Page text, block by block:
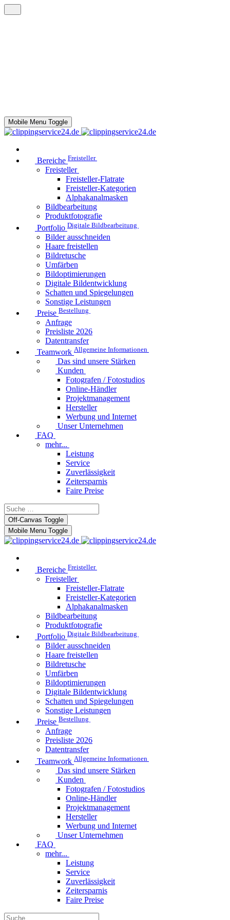
Mobile Menu Toggle
Bereiche Freisteller
Freisteller
Freisteller-Flatrate
Freisteller-Kategorien
Alphakanalmasken
Bildbearbeitung
Produktfotografie
Portfolio Digitale Bildbearbeitung
Bilder ausschneiden
Haare freistellen
Bildretusche
Umfärben
Bildoptimierungen
Digitale Bildentwicklung
Schatten und Spiegelungen
Sonstige Leistungen
Preise Bestellung
Anfrage
Preisliste 2026
Datentransfer
Teamwork Allgemeine Informationen
Das sind unsere Stärken
Kunden
Fotografen / Fotostudios
Online-Händler
Projektmanagement
Hersteller
Werbung und Internet
Unser Unternehmen
FAQ
mehr...
Leistung
Service
Zuverlässigkeit
Zeitersparnis
Faire Preise
Off-Canvas Toggle
Mobile Menu Toggle
Bereiche Freisteller
Freisteller
Freisteller-Flatrate
Freisteller-Kategorien
Alphakanalmasken
Bildbearbeitung
Produktfotografie
Portfolio Digitale Bildbearbeitung
Bilder ausschneiden
Haare freistellen
Bildretusche
Umfärben
Bildoptimierungen
Digitale Bildentwicklung
Schatten und Spiegelungen
Sonstige Leistungen
Preise Bestellung
Anfrage
Preisliste 2026
Datentransfer
Teamwork Allgemeine Informationen
Das sind unsere Stärken
Kunden
Fotografen / Fotostudios
Online-Händler
Projektmanagement
Hersteller
Werbung und Internet
Unser Unternehmen
FAQ
mehr...
Leistung
Service
Zuverlässigkeit
Zeitersparnis
Faire Preise